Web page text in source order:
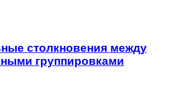
столкновения между
группировками